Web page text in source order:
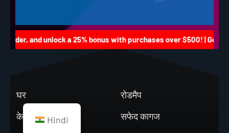
and unlock a 25% bonus with purchases over $500! | Get
घर
के बारे में
रोडमैप
सफेद कागज
Hindi